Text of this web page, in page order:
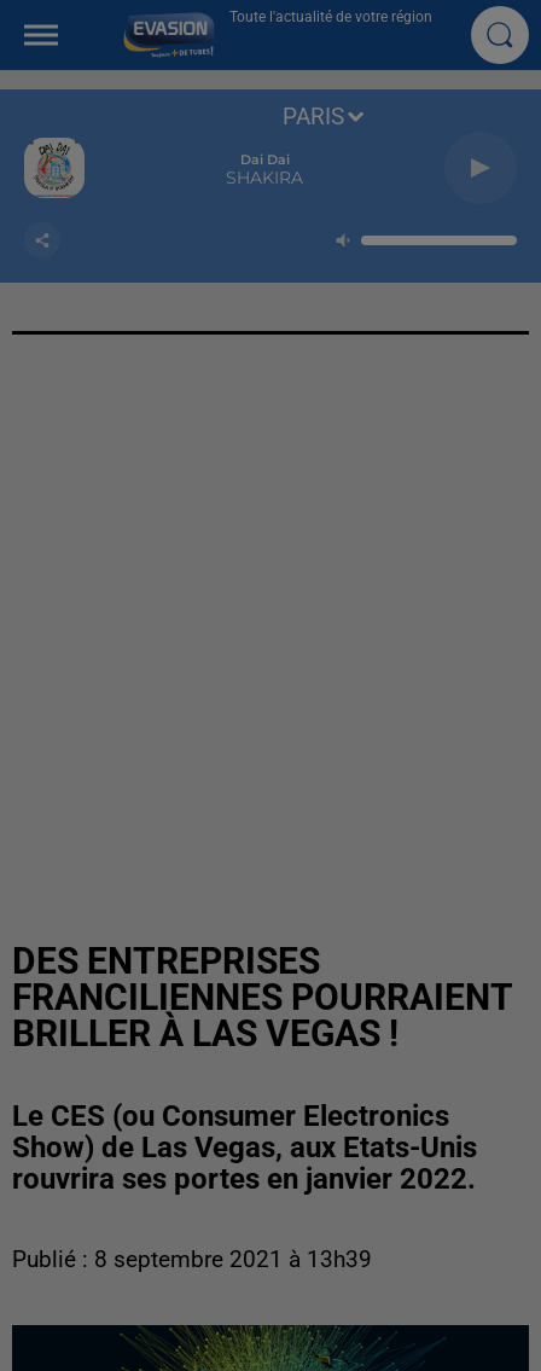
Toute l'actualité de votre région
Dai Dai
SHAKIRA
PARIS
DES ENTREPRISES
FRANCILIENNES POURRAIENT
BRILLER À LAS VEGAS !
Le CES (ou Consumer Electronics
Show) de Las Vegas, aux Etats-Unis
rouvrira ses portes en janvier 2022.
Publié : 8 septembre 2021 à 13h39